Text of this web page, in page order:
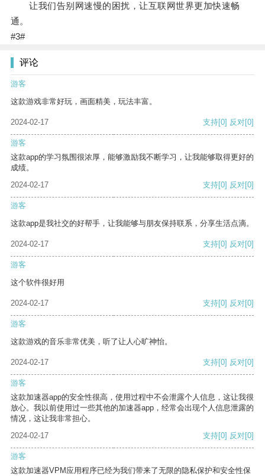
让我们告别网速慢的困扰，让互联网世界更加快速畅
通。
#3#
评论
游客
这款游戏非常好玩，画面精美，玩法丰富。
2024-02-17 支持[0] 反对[0]
游客
这款app的学习氛围很浓厚，能够激励我不断学习，让我能够取得更好的
成绩。
2024-02-17
支持[0] 反对[0]
游客
这款app是我社交的好帮手，让我能够与朋友保持联系，分享生活点滴。
2024-02-17 支持[0] 反对[0]
游客
这个软件很好用
2024-02-17 支持[0] 反对[0]
游客
这款游戏的音乐非常优美，听了让人心旷神怡。
2024-02-17 支持[0] 反对[0]
游客
这款加速器app的安全性很高，使用过程中不会泄露个人信息，这让我很
放心。我以前使用过一些其他的加速器app，经常会出现个人信息泄露的
情况，这让我非常担心。
2024-02-17
支持[0] 反对[0]
游客
这款加速器VPM应用程序已经为我们带来了无限的隐私保护和安全性保